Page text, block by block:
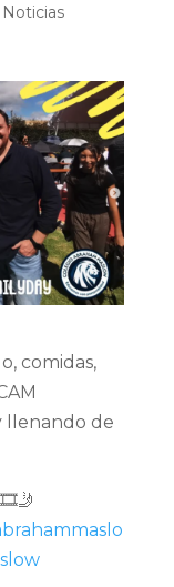
Noticias
comidas,
llenando de